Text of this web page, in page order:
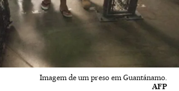
Imagem de um preso em Guantánamo.
AFP